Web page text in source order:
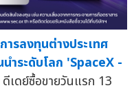
รลงทุนต่างประเทศ
ำระดับโลก 'SpaceX -
เดย์ซื้อขายวันแรก 13